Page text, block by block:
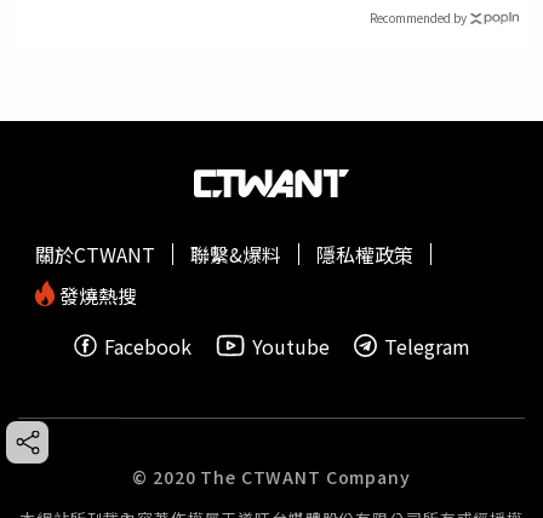
Recommended by
關於CTWANT 聯繫&爆料
隱私權政策
發燒熱搜
Facebook
Youtube Telegram
© 2020 The CTWANT Company